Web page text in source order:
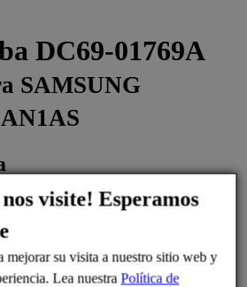
DC69-01769A
SAMSUNG
visite! Esperamos
mejorar su visita a nuestro sitio web y
Lea nuestra Política de